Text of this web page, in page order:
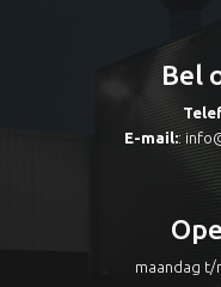
Bel
E-mail::
maandag t/